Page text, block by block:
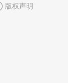
版权声明